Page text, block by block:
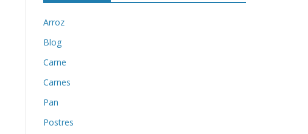
Arroz
Blog
Carne
Carnes
Pan
Postres